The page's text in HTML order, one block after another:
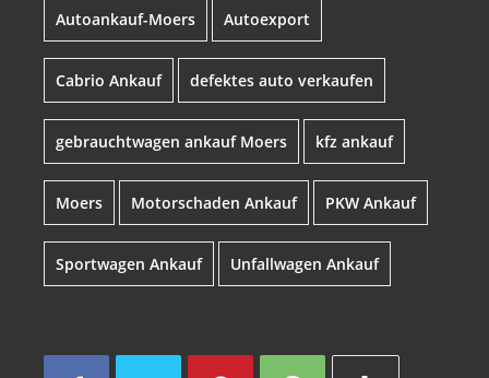
Autoankauf-Moers Autoexport
Cabrio Ankauf defektes auto verkaufen
gebrauchtwagen ankauf Moers kfz ankauf
Moers Motorschaden Ankauf PKW Ankauf
Sportwagen Ankauf Unfallwagen Ankauf